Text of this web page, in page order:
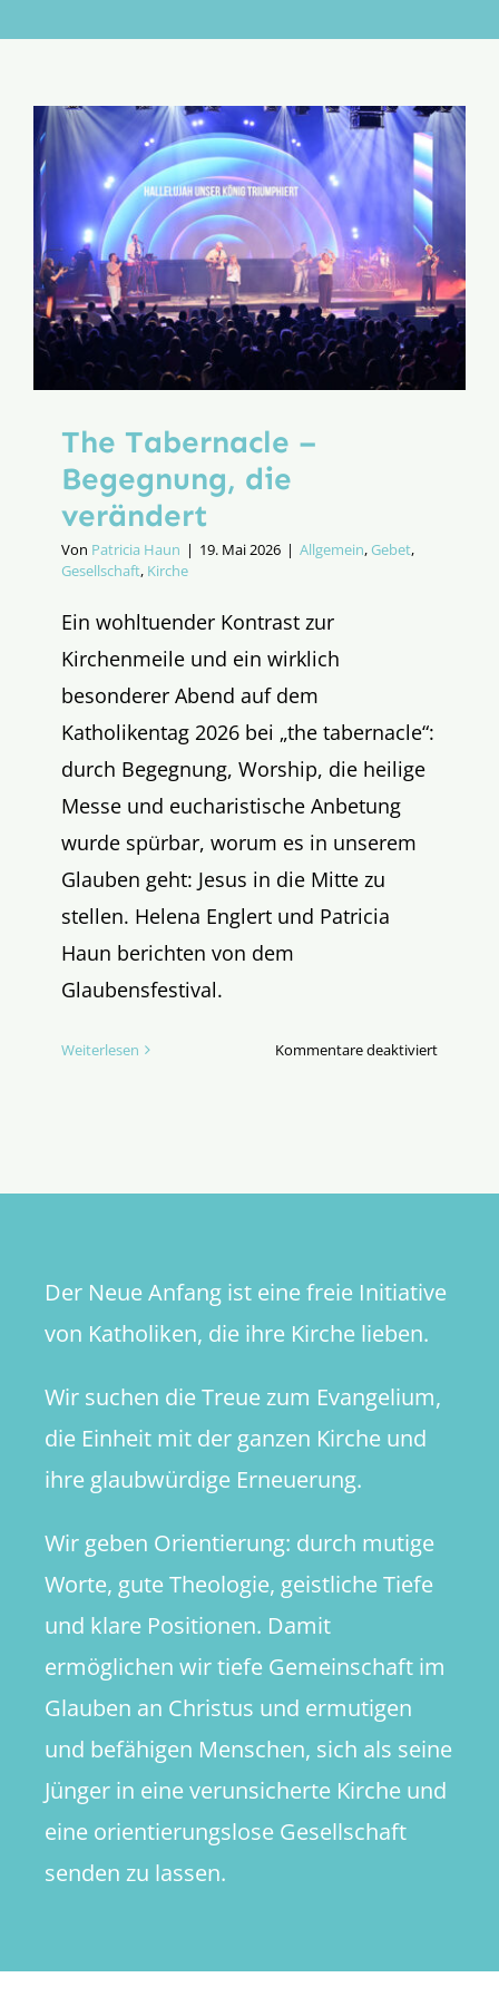
Aktion
The Tabernacle –
Begegnung, die
verändert
Von Patricia Haun | 19. Mai 2026 | Allgemein,Gebet,
Gesellschaft, Kirche
Ein wohltuender Kontrast zur
Kirchenmeile und ein wirklich
besonderer Abend auf dem
Katholikentag 2026 bei „the tabernacle“:
durch Begegnung, Worship, die heilige
Messe und eucharistische Anbetung
wurde spürbar, worum es in unserem
Glauben geht: Jesus in die Mitte zu
stellen. Helena Englert und Patricia
Haun berichten von dem
Glaubensfestival.
Weiterlesen Kommentare deaktiviertfür
Der Neue Anfang ist eine freie Initiative
von Katholiken, die ihre Kirche lieben.
Wir suchen die Treue zum Evangelium,
die Einheit mit der ganzen Kirche und
ihre glaubwürdige Erneuerung.
Wir geben Orientierung: durch mutige
Worte, gute Theologie, geistliche Tiefe
und klare Positionen. Damit
ermöglichen wir tiefe Gemeinschaft im
Glauben an Christus und ermutigen
und befähigen Menschen, sich als seine
Jünger in eine verunsicherte Kirche und
eine orientierungslose Gesellschaft
senden zu lassen.